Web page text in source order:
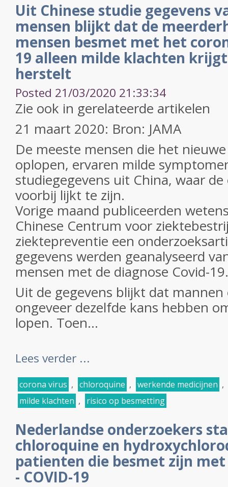
Uit Chinese studie gegevens
mensen blijkt dat de
mensen besmet met het
19 alleen milde klachten
herstelt
Posted 21/03/2020 21:33:34
Zie ook in gerelateerde artikelen
21 maart 2020: Bron: JAMA
De meeste mensen die het
oplopen, ervaren milde
studiegegevens uit China, waar
voorbij lijkt te zijn.
Vorige maand publiceerden
Chinese Centrum voor
ziektepreventie een
gegevens werden geanalyseerd
mensen met de diagnose Covid-19.
Uit de gegevens blijkt dat
ongeveer dezelfde kans hebben
lopen. Toen...
Lees verder ...
corona virus , chloroquine , werkende medicijnen ,
milde klachten , risico op besmetting
Nederlandse onderzoekers
chloroquine en
patienten die besmet zijn
- COVID-19